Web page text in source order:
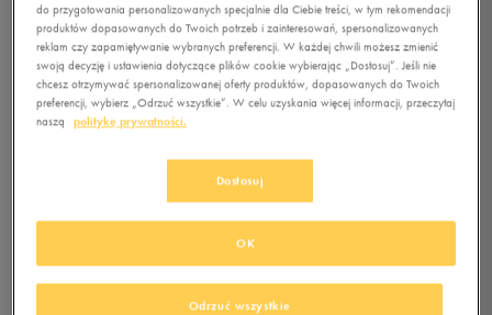
NIKE MANOA LEATHER
4.7
339,99złz Vat
KLUBIE 50 STYLE
Produkt niedostępny
do przygotowania personalizowanych specjalnie dla Ciebie treści, w tym rekomendacji
produktów dopasowanych do Twoich potrzeb i zainteresowań, spersonalizowanych
reklam czy zapamiętywanie wybranych preferencji. W każdej chwili możesz zmienić
swoją decyzję i ustawienia dotyczące plików cookie wybierając „Dostosuj”. Jeśli nie
chcesz otrzymywać spersonalizowanej oferty produktów, dopasowanych do Twoich
preferencji, wybierz „Odrzuć wszystkie”. W celu uzyskania więcej informacji, przeczytaj
naszą
politykę prywatności.
Dostosuj
Odrzuć wszystkie
OK